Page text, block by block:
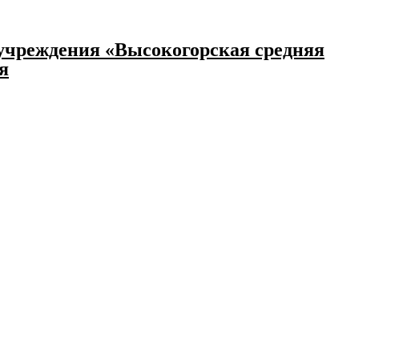
«Высокогорская средняя